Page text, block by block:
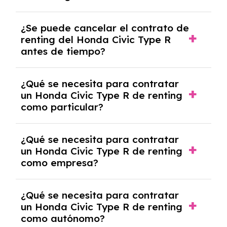
tendrás que pagar ningún tipo de entrada
salvo en casos que lo exija el proveedor
debido al resultado del estudio de viabilidad
económica.
¿Se puede cancelar el contrato de
renting del Honda Civic Type R
antes de tiempo?
pero puede haber penalizaciones por
cancelación anticipada. Es importante revisar
las condiciones del contrato y hablar con un
experto que te asesore.
¿Qué se necesita para contratar
un Honda Civic Type R de renting
como particular?
y, en algunos casos, una consulta de solvencia
crediticia y un pago inicial.
¿Qué se necesita para contratar
un Honda Civic Type R de renting
como empresa?
documentación financiera y, en algunos
casos, un informe de solvencia de la empresa
y un pago inicial.
¿Qué se necesita para contratar
un Honda Civic Type R de renting
como autónomo?